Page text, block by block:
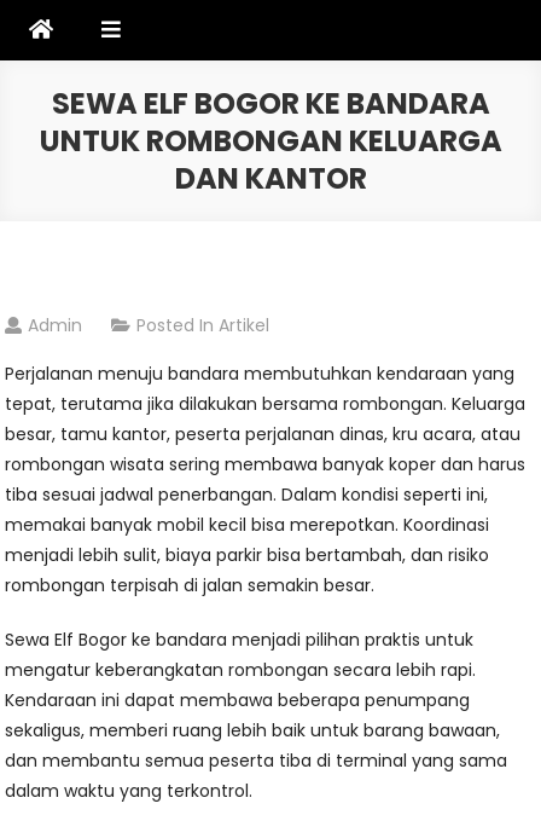
SEWA ELF BOGOR KE BANDARA
UNTUK ROMBONGAN KELUARGA
DAN KANTOR
Admin Posted InArtikel
Perjalanan menuju bandara membutuhkan kendaraan yang
tepat, terutama jika dilakukan bersama rombongan. Keluarga
besar, tamu kantor, peserta perjalanan dinas, kru acara, atau
rombongan wisata sering membawa banyak koper dan harus
tiba sesuai jadwal penerbangan. Dalam kondisi seperti ini,
memakai banyak mobil kecil bisa merepotkan. Koordinasi
menjadi lebih sulit, biaya parkir bisa bertambah, dan risiko
rombongan terpisah di jalan semakin besar.
Sewa Elf Bogor ke bandara menjadi pilihan praktis untuk
mengatur keberangkatan rombongan secara lebih rapi.
Kendaraan ini dapat membawa beberapa penumpang
sekaligus, memberi ruang lebih baik untuk barang bawaan,
dan membantu semua peserta tiba di terminal yang sama
dalam waktu yang terkontrol.